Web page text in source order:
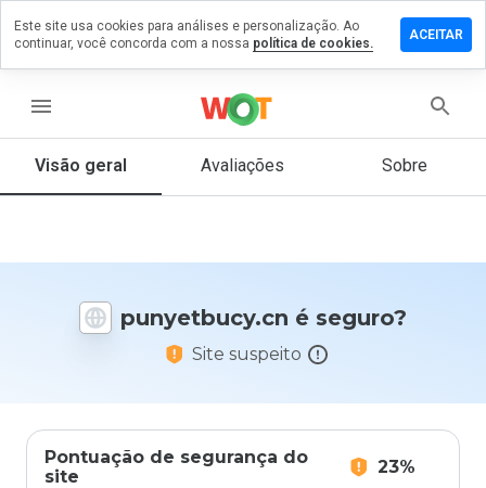
menu
Visão geral Avaliações Sobre
punyetbucy.cn é seguro?
Site suspeito
Pontuação de segurança do
site
23%
um
que
Este site usa cookies para análises e personalização. Ao
continuar, você concorda com a nossa política de cookies.
ACEITAR